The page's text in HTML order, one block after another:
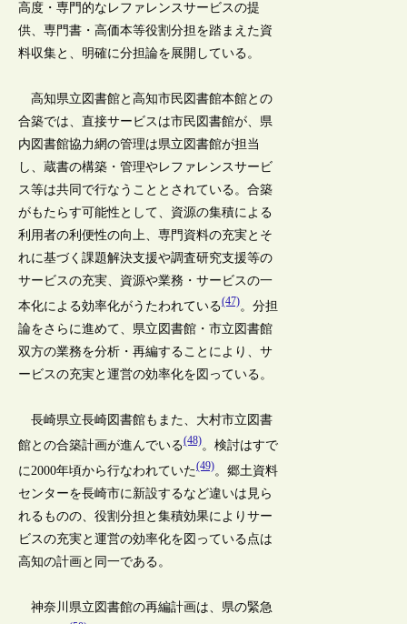
高度・専門的なレファレンスサービスの提
供、専門書・高価本等役割分担を踏まえた資
料収集と、明確に分担論を展開している。
高知県立図書館と高知市民図書館本館との
合築では、直接サービスは市民図書館が、県
内図書館協力網の管理は県立図書館が担当
し、蔵書の構築・管理やレファレンスサービ
ス等は共同で行なうこととされている。合築
がもたらす可能性として、資源の集積による
利用者の利便性の向上、専門資料の充実とそ
れに基づく課題解決支援や調査研究支援等の
サービスの充実、資源や業務・サービスの一
本化による効率化がうたわれている(47)。分担
論をさらに進めて、県立図書館・市立図書館
双方の業務を分析・再編することにより、サ
ービスの充実と運営の効率化を図っている。
長崎県立長崎図書館もまた、大村市立図書
館との合築計画が進んでいる(48)。検討はすで
に2000年頃から行なわれていた(49)。郷土資料
センターを長崎市に新設するなど違いは見ら
れるものの、役割分担と集積効果によりサー
ビスの充実と運営の効率化を図っている点は
高知の計画と同一である。
神奈川県立図書館の再編計画は、県の緊急